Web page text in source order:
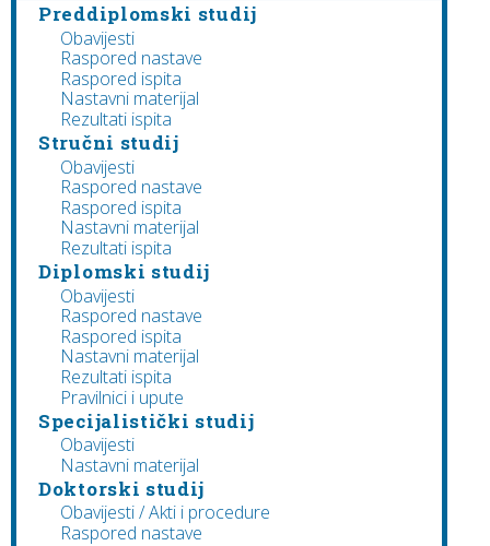
Preddiplomski studij
Obavijesti
Raspored nastave
Raspored ispita
Nastavni materijal
Rezultati ispita
Stručni studij
Obavijesti
Raspored nastave
Raspored ispita
Nastavni materijal
Rezultati ispita
Diplomski studij
Obavijesti
Raspored nastave
Raspored ispita
Nastavni materijal
Rezultati ispita
Pravilnici i upute
Specijalistički studij
Obavijesti
Nastavni materijal
Doktorski studij
Obavijesti / Akti i procedure
Raspored nastave